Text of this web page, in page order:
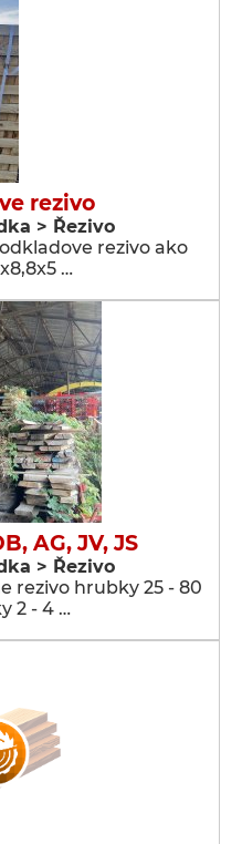
rezivo
> Řezivo
rezivo ako
…
AG, JV, JS
> Řezivo
rezivo hrubky 25 - 80
2 - 4 …